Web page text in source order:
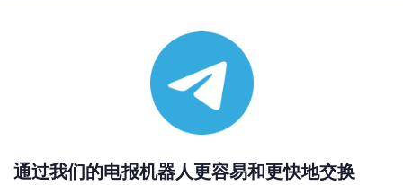
通过我们的电报机器人更容易和更快地交换